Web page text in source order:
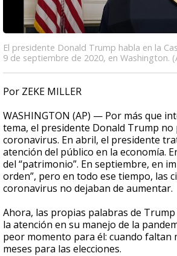
El presidente Donald Trump habla en la
9 de septiembre de 2020, en Washington.
Por ZEKE MILLER
WASHINGTON (AP) — Por más que
tema, el presidente Donald Trump no
coronavirus. En abril, el presidente
atención del público en la economía.
del “patrimonio”. En septiembre, en
orden”, pero en todo ese tiempo, las
coronavirus no dejaban de aumentar.
Ahora, las propias palabras de
la atención en su manejo de la
peor momento para él: cuando faltan
meses para las elecciones.